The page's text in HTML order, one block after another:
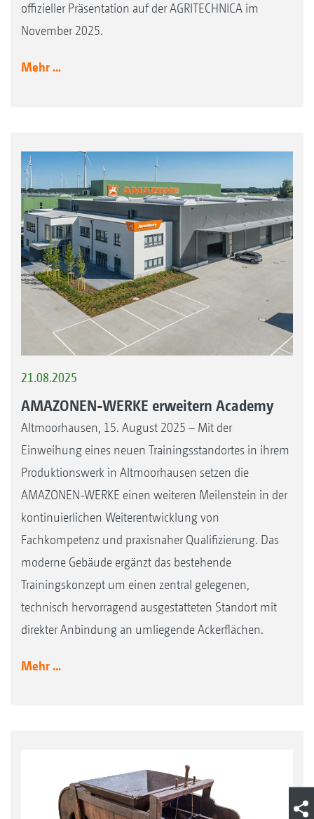
offizieller Präsentation auf der AGRITECHNICA im
November 2025.
Mehr ...
21.08.2025
AMAZONEN-WERKE erweitern Academy
Altmoorhausen, 15. August 2025 – Mit der
Einweihung eines neuen Trainingsstandortes in ihrem
Produktionswerk in Altmoorhausen setzen die
AMAZONEN-WERKE einen weiteren Meilenstein in der
kontinuierlichen Weiterentwicklung von
Fachkompetenz und praxisnaher Qualifizierung. Das
moderne Gebäude ergänzt das bestehende
Trainingskonzept um einen zentral gelegenen,
technisch hervorragend ausgestatteten Standort mit
direkter Anbindung an umliegende Ackerflächen.
Mehr ...